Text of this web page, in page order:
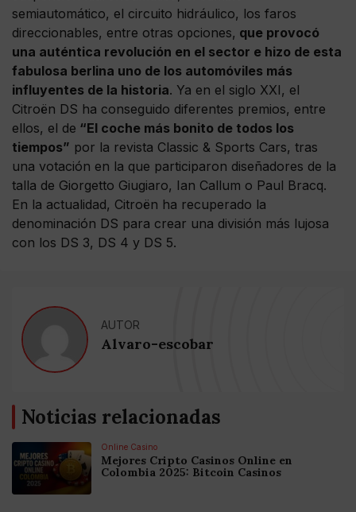
semiautomático, el circuito hidráulico, los faros
direccionables, entre otras opciones, que provocó
una auténtica revolución en el sector e hizo de esta
fabulosa berlina uno de los automóviles más
influyentes de la historia. Ya en el siglo XXI, el
Citroën DS ha conseguido diferentes premios, entre
ellos, el de “El coche más bonito de todos los
tiempos” por la revista Classic & Sports Cars, tras
una votación en la que participaron diseñadores de la
talla de Giorgetto Giugiaro, Ian Callum o Paul Bracq.
En la actualidad, Citroën ha recuperado la
denominación DS para crear una división más lujosa
con los DS 3, DS 4 y DS 5.
AUTOR
Alvaro-escobar
Noticias relacionadas
Online Casino
Mejores Cripto Casinos Online en
Colombia 2025: Bitcoin Casinos